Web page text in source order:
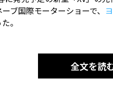
ブ国際モーターショーで、
。
全文を読